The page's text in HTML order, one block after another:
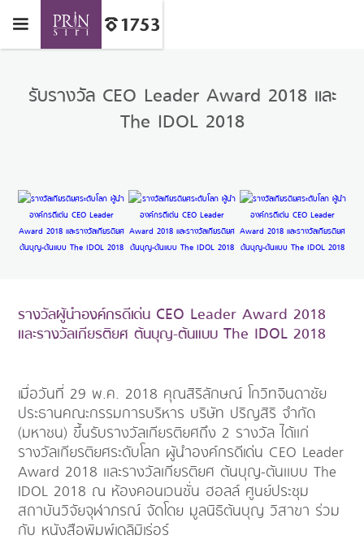
รับรางวัล CEO Leader Award 2018 และ
The IDOL 2018
รางวัลผู้นำองค์กรดีเด่น CEO Leader Award 2018
และรางวัลเกียรติยศ ต้นบุญ-ต้นแบบ The IDOL 2018
เมื่อวันที่ 29 พ.ค. 2018 คุณสิริลักษณ์ โกวิทจินดาชัย
ประธานคณะกรรมการบริหาร บริษัท ปริญสิริ จำกัด
(มหาชน) ขึ้นรับรางวัลเกียรติยศถึง 2 รางวัล ได้แก่
รางวัลเกียรติยศระดับโลก ผู้นำองค์กรดีเด่น CEO Leader
Award 2018 และรางวัลเกียรติยศ ต้นบุญ-ต้นแบบ The
IDOL 2018 ณ ห้องคอนเวนชั่น ฮอลล์ ศูนย์ประชุม
สถาบันวิจัยจุฬาภรณ์ จัดโดย มูลนิธิต้นบุญ วิสาขา ร่วม
กับ หนังสือพิมพ์เดลิมิเร่อร์